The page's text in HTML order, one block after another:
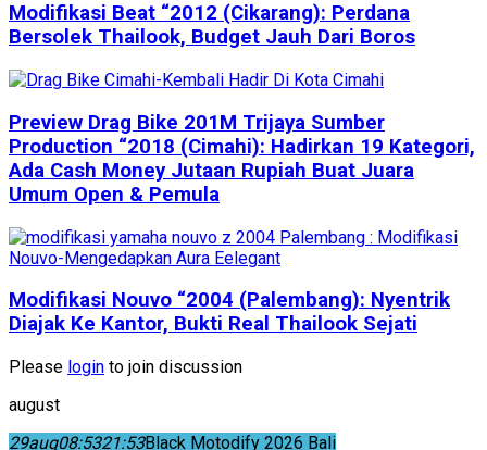
Modifikasi Beat “2012 (Cikarang): Perdana
Bersolek Thailook, Budget Jauh Dari Boros
Preview Drag Bike 201M Trijaya Sumber
Production “2018 (Cimahi): Hadirkan 19 Kategori,
Ada Cash Money Jutaan Rupiah Buat Juara
Umum Open & Pemula
Modifikasi Nouvo “2004 (Palembang): Nyentrik
Diajak Ke Kantor, Bukti Real Thailook Sejati
Please login to join discussion
august
29aug08:5321:53Black Motodify 2026 Bali